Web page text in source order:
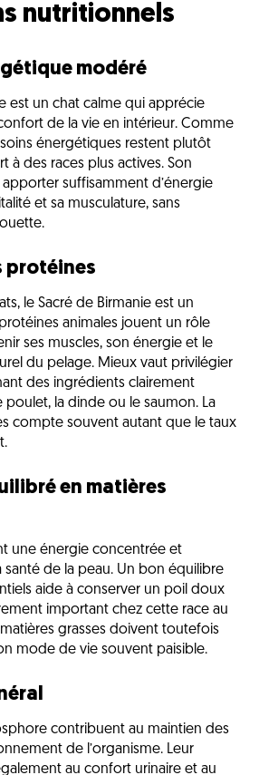
nutritionnels
modéré
est un chat calme qui apprécie
de la vie en intérieur. Comme
énergétiques restent plutôt
à des races plus actives. Son
suffisamment d’énergie
et sa musculature, sans
protéines
le Sacré de Birmanie est un
animales jouent un rôle
ses muscles, son énergie et le
du pelage. Mieux vaut privilégier
des ingrédients clairement
poulet, la dinde ou le saumon. La
compte souvent autant que le taux
en matières
une énergie concentrée et
santé de la peau. Un bon équilibre
aide à conserver un poil doux
important chez cette race au
grasses doivent toutefois
mode de vie souvent paisible.
contribuent au maintien des
de l’organisme. Leur
au confort urinaire et au